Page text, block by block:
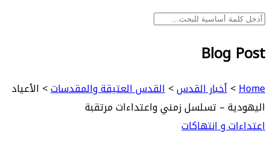
Blog Post
Home
>أخبار القدس>القدس العتيقة والمقدسات> الأعياد
اليهودية – تسلسل زمني واعتداءات مرتقبة
اعتداءات و انتهاكات